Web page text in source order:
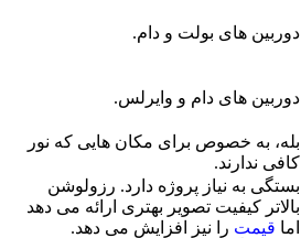
دوربین های بولت و دام.
دوربین های دام و وایرلس.
بله، به خصوص برای مکان هایی که نور
کافی ندارند.
بستگی به نیاز پروژه دارد. رزولوشن
بالاتر کیفیت تصویر بهتری ارائه می دهد
اما قیمت را نیز افزایش می دهد.